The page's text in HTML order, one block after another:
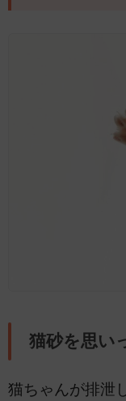
猫砂を思い
猫ちゃんが排泄